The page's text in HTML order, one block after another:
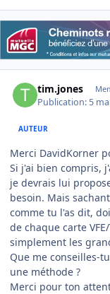
tim.jones
Publication: 5
AUTEUR
Merci DavidKorner
Si j'ai bien compris,
je devrais lui
besoin. Mais
comme tu l'as dit,
de chaque carte
simplement les
Que me conseilles-
une méthode ?
Merci pour ton